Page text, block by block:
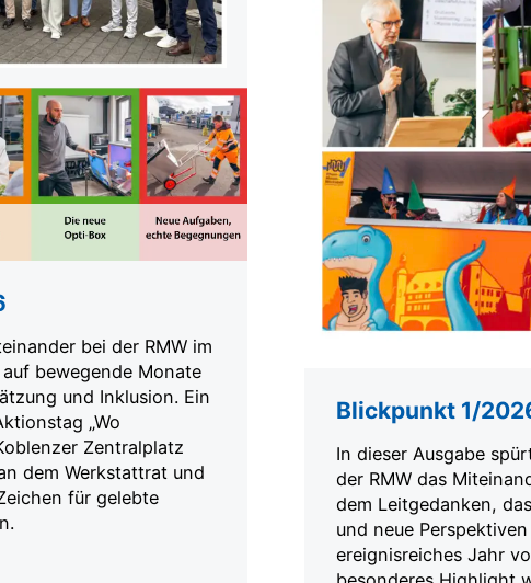
bei der RMW im
bewegende Monate
und Inklusion. Ein
„Wo
Zentralplatz
dem Werkstattrat und
für gelebte
Blickpunkt 1/
In dieser Ausgabe
der RMW das
dem Leitgedanken,
und neue
ereignisreiches Jahr